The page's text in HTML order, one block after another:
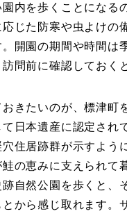
内を歩くことになる
じた防寒や虫よけの
開園の期間や時間は
問前に確認しておく
きたいのが、標津町
日本遺産に認定され
住居跡群が示すよう
の恵みに支えられて
自然公園を歩くと、
から感じ取れます。